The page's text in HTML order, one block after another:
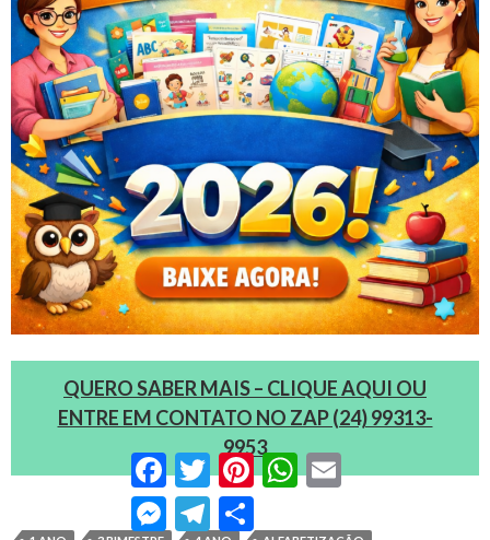
QUERO SABER MAIS – CLIQUE AQUI OU
ENTRE EM CONTATO NO ZAP (24) 99313-
9953
FacebookTwitterPinterestWhatsApp
MessengerTelegram